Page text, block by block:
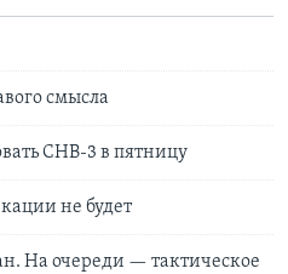
смысла
СНВ-3 в пятницу
не будет
На очереди — тактическое